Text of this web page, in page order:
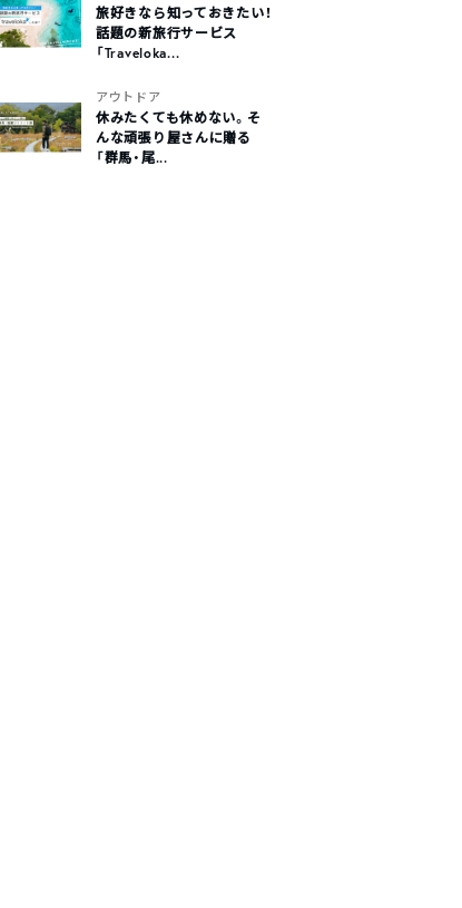
旅好きなら知っておきたい！
話題の新旅行サービス
「Traveloka...
アウトドア
休みたくても休めない。そ
んな頑張り屋さんに贈る
「群馬・尾...